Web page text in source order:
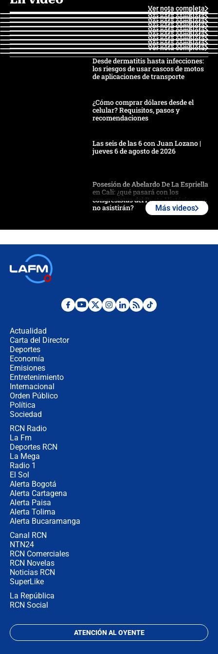
Ver nota completa
Ver nota completa
Ver nota completa
Ver nota completa
Ver nota completa
Ver nota completa
Ver nota completa
Ver nota completa
Ver nota completa
Ver nota completa
Desde dermatitis hasta infecciones:
los riesgos de usar cascos de motos
de aplicaciones de transporte
¿Cómo comprar dólares desde el
celular? Requisitos, pasos y
recomendaciones
Las seis de las 6 con Juan Lozano |
jueves 6 de agosto de 2026
Posesión de Abelardo De La Espriella
en Cali: ¿qué pasará con los
congresistas del Pacto Histórico que
no asistirán?
¿Por qué De la Espriella gobernará
Más videos
Actualidad
Carta del Director
Deportes
Economía
Emisiones
Entretenimiento
Internacional
Orden Público
Política
Sociedad
RCN Radio
La Fm
Deportes RCN
La Mega
Radio 1
El Sol
Alerta Bogotá
Alerta Cartagena
Alerta Paisa
Alerta Tolima
Alerta Bucaramanga
Canal RCN
NTN24
RCN Comerciales
RCN Novelas
Noticias RCN
SuperLike
La República
RCN Social
ATENCIÓN AL OYENTE